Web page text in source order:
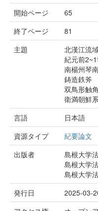
開始ページ
65
終了ページ
81
主題
北漢江流
紀元前
南楊州琴
鋳造鉄斧
双鳥形
衛満朝鮮
言語
日本語
資源タイプ
紀要論文
出版者
島根大学
島根大学
島根大学
発行日
2025-03-